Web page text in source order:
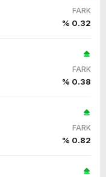
FARK
% 0.32
FARK
% 0.38
FARK
% 0.82